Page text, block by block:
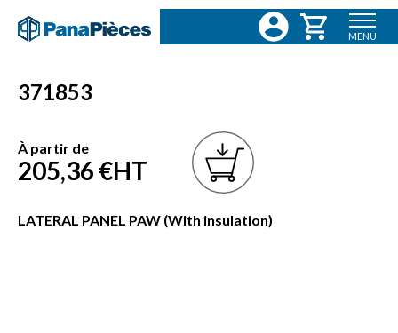
MENU
371853
À partir de
205,36 €HT
LATERAL PANEL PAW (With insulation)